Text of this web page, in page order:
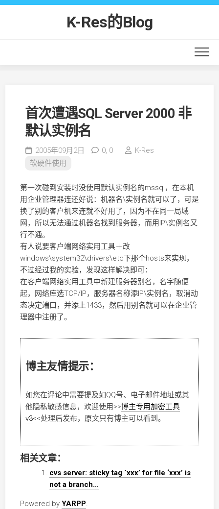
Skip
K-Res的Blog
首次遭遇SQL Server 2000 非
默认实例名
2005年09月2日 0, 0
K-Res
软硬件使用
第一次碰到安装时没使用默认实例名的mssql，在本机
用企业管理器连还好说：机器名\实例名就可以了，可是
换了别的客户机来连就不好用了，因为不在同一局域
网，所以无法通过机器名找到服务器，而用IP\实例名又
行不通。
有人说要客户端网络实用工具＋改
windows\system32\drivers\etc下那个hosts来实现，
不过经过我的实验，发现这样解决即可：
在客户端网络实用工具中新建服务器别名，名字随便
起，网络库选TCP/IP，服务器名称添IP\实例名，取消动
态决定端口，并添上1433，然后用别名就可以在企业管
理器中注册了。
博主友情提示：
如您在评论中需要提及如QQ号、电子邮件地址或其
他隐私敏感信息，欢迎使用>>博主专用加密工具
v3<<处理后发布，原文只有博主可以看到。
相关文章：
cvs server: sticky tag `xxx’ for file ‘xxx’ is
not a branch…
Powered by YARPP.